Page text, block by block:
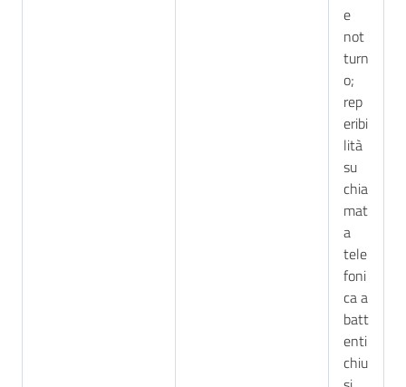
e
not
turn
o;
rep
eribi
lità
su
chia
mat
a
tele
foni
ca a
batt
enti
chiu